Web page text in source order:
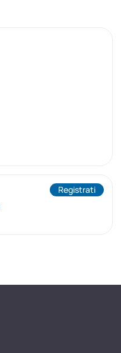
Registrati